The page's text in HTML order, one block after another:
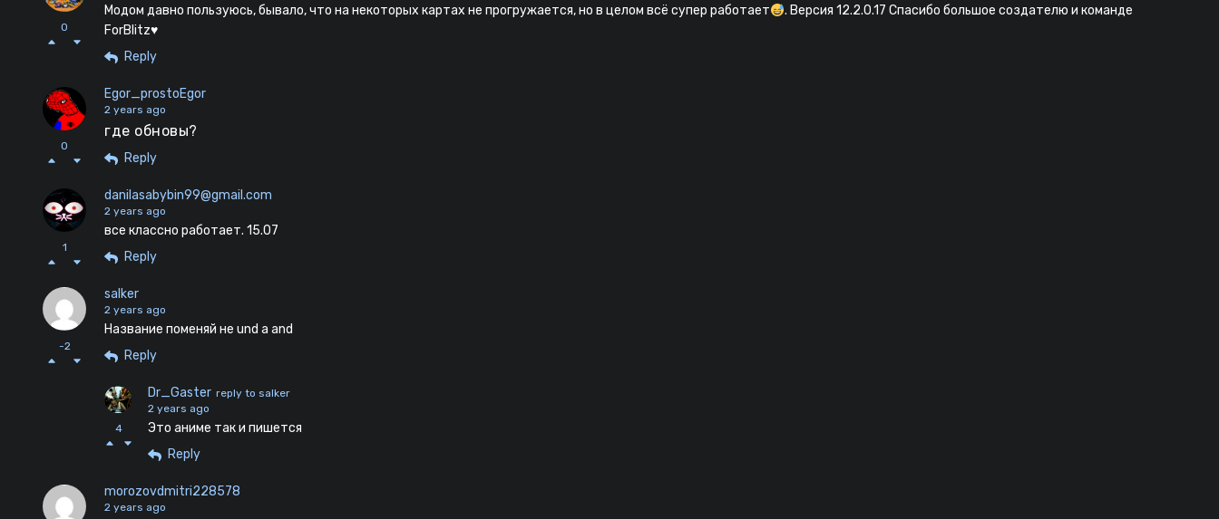
0
Модом давно пользуюсь, бывало, что на некоторых картах не прогружается, но в целом всё супер работает
. Версия 12.2.0.17 Спасибо большое создателю и команде
ForBlitz♥️
Reply
0
Egor_prostoEgor
2 years ago
где обновы?
Reply
1
danilasabybin99@gmail.com
2 years ago
все классно работает. 15.07
Reply
-2
salker
2 years ago
Название поменяй не und а and
Reply
4
Dr_Gaster reply to salker
2 years ago
Это аниме так и пишется
Reply
morozovdmitri228578
2 years ago